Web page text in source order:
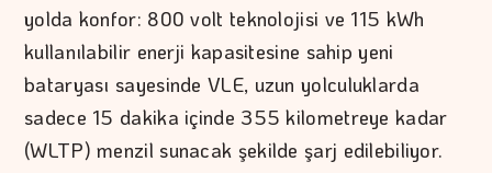
yolda konfor: 800 volt teknolojisi ve 115 kWh
kullanılabilir enerji kapasitesine sahip yeni
bataryası sayesinde VLE, uzun yolculuklarda
sadece 15 dakika içinde 355 kilometreye kadar
(WLTP) menzil sunacak şekilde şarj edilebiliyor.